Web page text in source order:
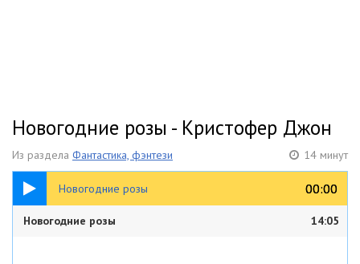
Новогодние розы - Кристофер Джон
Из раздела Фантастика, фэнтези 14 минут
Новогодние розы 00:00
00:00
14:05
Новогодние розы 14:05